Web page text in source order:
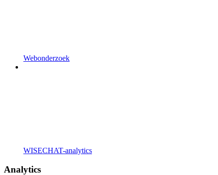
Webonderzoek
WISECHAT-analytics
Analytics